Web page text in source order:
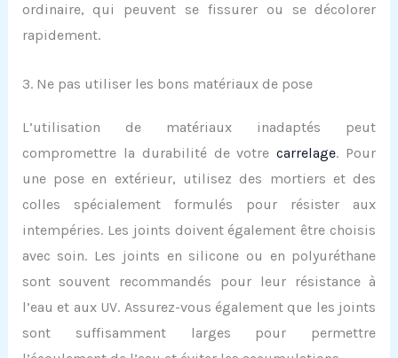
ordinaire, qui peuvent se fissurer ou se décolorer
rapidement.
3. Ne pas utiliser les bons matériaux de pose
L’utilisation de matériaux inadaptés peut
compromettre la durabilité de votrecarrelage. Pour
une pose en extérieur, utilisez des mortiers et des
colles spécialement formulés pour résister aux
intempéries. Les joints doivent également être choisis
avec soin. Les joints en silicone ou en polyuréthane
sont souvent recommandés pour leur résistance à
l’eau et aux UV. Assurez-vous également que les joints
sont suffisamment larges pour permettre